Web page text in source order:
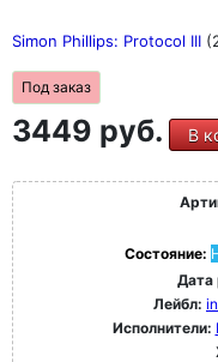
Simon Phillips: Protocol III
Под заказ
3449 руб. В
Состояние:
Дата
Лейбл:
Исполнители: